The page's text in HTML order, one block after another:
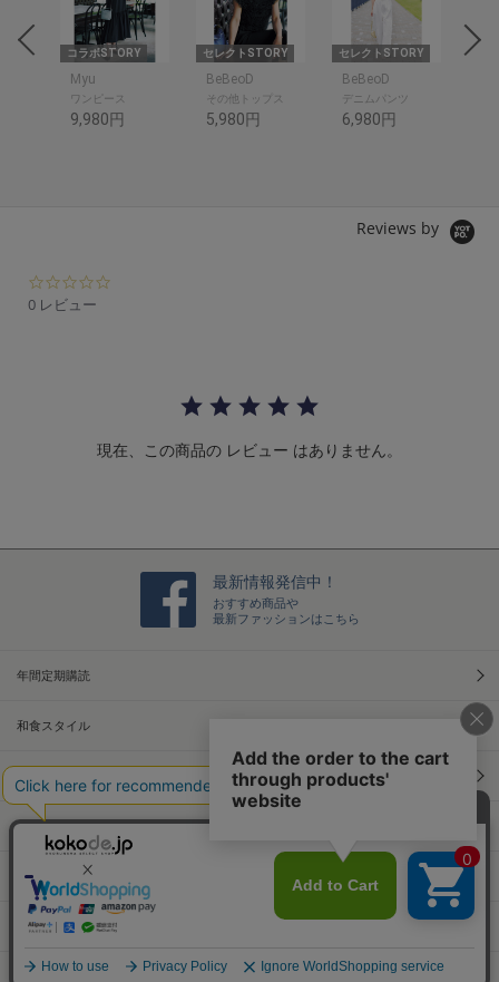
コラボSTORY
Myu
ワンピース
9,980円
セレクトSTORY
BeBeoD
その他トップス
5,980円
セレクトSTORY
BeBeoD
デニムパンツ
6,980円
Reviews by
i
0 レビュー
現在、この商品の レビュー はありません。
最新情報発信中！
おすすめ商品や
最新ファッションはこちら
年間定期購読
和食スタイル
光文社70周年アニバーサリー
本屋さんへ行こう！キャンペーン
Information
Official Site
PCサイトへ